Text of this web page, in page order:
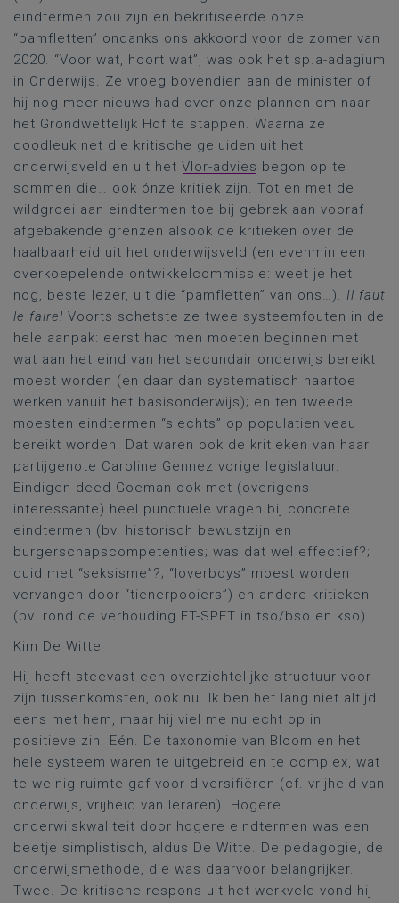
eindtermen zou zijn en bekritiseerde onze
“pamfletten” ondanks ons akkoord voor de zomer van
2020. “Voor wat, hoort wat”, was ook het sp.a-adagium
in Onderwijs. Ze vroeg bovendien aan de minister of
hij nog meer nieuws had over onze plannen om naar
het Grondwettelijk Hof te stappen. Waarna ze
doodleuk net die kritische geluiden uit het
onderwijsveld en uit het Vlor-advies begon op te
sommen die… ook ónze kritiek zijn. Tot en met de
wildgroei aan eindtermen toe bij gebrek aan vooraf
afgebakende grenzen alsook de kritieken over de
haalbaarheid uit het onderwijsveld (en evenmin een
overkoepelende ontwikkelcommissie: weet je het
nog, beste lezer, uit die “pamfletten” van ons…). Il faut
le faire! Voorts schetste ze twee systeemfouten in de
hele aanpak: eerst had men moeten beginnen met
wat aan het eind van het secundair onderwijs bereikt
moest worden (en daar dan systematisch naartoe
werken vanuit het basisonderwijs); en ten tweede
moesten eindtermen “slechts” op populatieniveau
bereikt worden. Dat waren ook de kritieken van haar
partijgenote Caroline Gennez vorige legislatuur.
Eindigen deed Goeman ook met (overigens
interessante) heel punctuele vragen bij concrete
eindtermen (bv. historisch bewustzijn en
burgerschapscompetenties; was dat wel effectief?;
quid met “seksisme”?; “loverboys” moest worden
vervangen door “tienerpooiers”) en andere kritieken
(bv. rond de verhouding ET-SPET in tso/bso en kso).
Kim De Witte
Hij heeft steevast een overzichtelijke structuur voor
zijn tussenkomsten, ook nu. Ik ben het lang niet altijd
eens met hem, maar hij viel me nu echt op in
positieve zin. Eén. De taxonomie van Bloom en het
hele systeem waren te uitgebreid en te complex, wat
te weinig ruimte gaf voor diversifiëren (cf. vrijheid van
onderwijs, vrijheid van leraren). Hogere
onderwijskwaliteit door hogere eindtermen was een
beetje simplistisch, aldus De Witte. De pedagogie, de
onderwijsmethode, die was daarvoor belangrijker.
Twee. De kritische respons uit het werkveld vond hij